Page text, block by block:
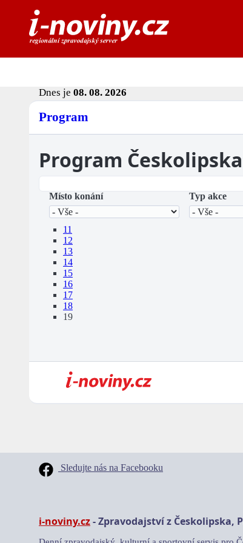
Dnes je 08. 08. 2026
Program
Program
Místo konání Typ akce
11
12
13
14
15
16
17
18
19
Sledujte nás na Facebooku
i-noviny.cz- Zpravodajství z Českolipska,